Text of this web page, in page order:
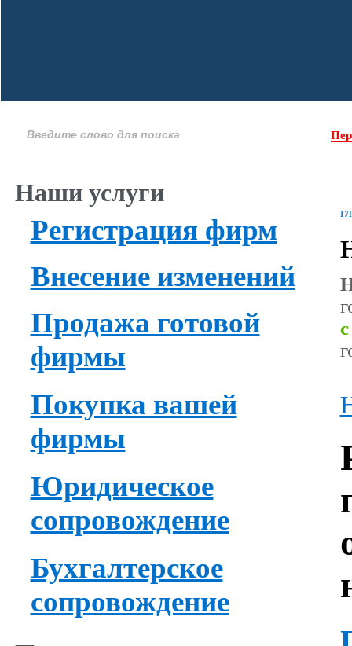
Наши услуги
Регистрация фирм
Внесение изменений
Продажа готовой
фирмы
Покупка вашей
фирмы
Юридическое
сопровождение
Бухгалтерское
сопровождение